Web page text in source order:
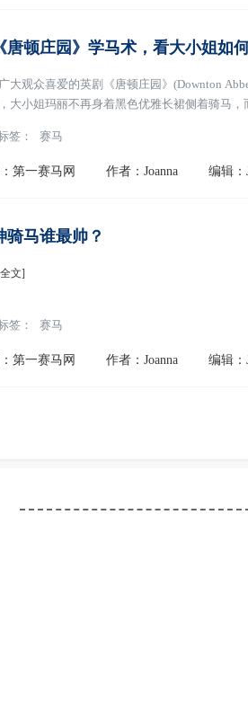
唐顿庄园》学马术，看大小姐如
大观众喜爱的英剧《唐顿庄园》(Downton
大小姐玛丽不再身着黑色优雅长裙侧着骑马
签： 赛马
第一赛马网 作者：Joanna 编辑：
骑马谁最帅？
文]
签： 赛马
第一赛马网 作者：Joanna 编辑：